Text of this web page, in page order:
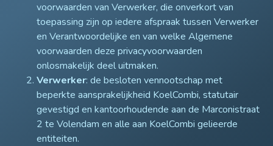
voorwaarden van Verwerker, die onverkort van
toepassing zijn op iedere afspraak tussen Verwerker
en Verantwoordelijke en van welke Algemene
voorwaarden deze privacyvoorwaarden
onlosmakelijk deel uitmaken.
Verwerker: de besloten vennootschap met
beperkte aansprakelijkheid KoelCombi, statutair
gevestigd en kantoorhoudende aan de Marconistraat
2 te Volendam en alle aan KoelCombi gelieerde
entiteiten.